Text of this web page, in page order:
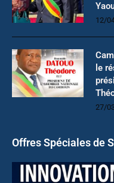
12/
le
27/
Offres Spéciales de